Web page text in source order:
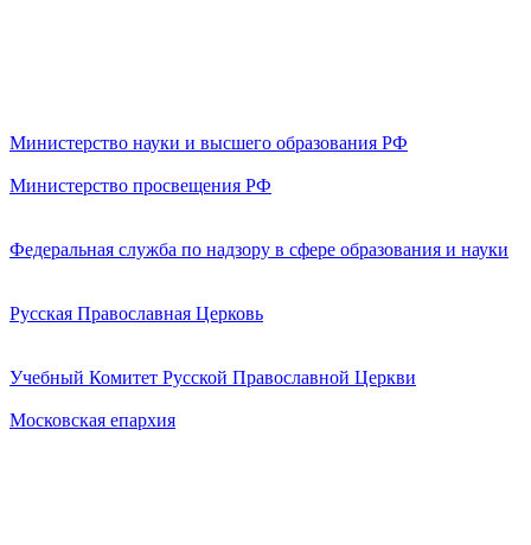
Министерство науки и высшего образования РФ
Министерство просвещения РФ
Федеральная служба по надзору в сфере образования и науки
Русская Православная Церковь
Учебный Комитет Русской Православной Церкви
Московская епархия